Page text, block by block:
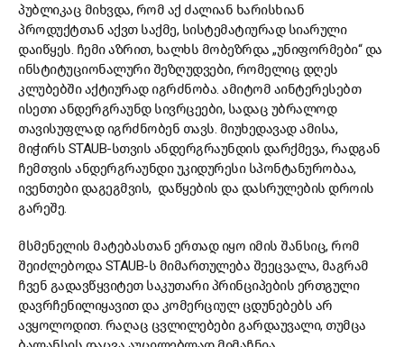
პუბლიკაც მიხვდა, რომ აქ ძალიან ხარისხიან
პროდუქტთან აქვთ საქმე, სისტემატიურად სიარული
დაიწყეს. ჩემი აზრით, ხალხს მობეზრდა „უნიფორმები“ და
ინსტიტუციონალური შეზღუდვები, რომელიც დღეს
კლუბებში აქტიურად იგრძნობა. ამიტომ აინტერესებთ
ისეთი ანდერგრაუნდ სივრცეები, სადაც უბრალოდ
თავისუფლად იგრძნობენ თავს. მიუხედავად ამისა,
მიჭირს STAUB-სთვის ანდერგრაუნდის დარქმევა, რადგან
ჩემთვის ანდერგრაუნდი უკიდურესი სპონტანურობაა,
ივენთები დაგეგმვის, დაწყების და დასრულების დროის
გარეშე.
მსმენელის მატებასთან ერთად იყო იმის შანსიც, რომ
შეიძლებოდა STAUB-ს მიმართულება შეეცვალა, მაგრამ
ჩვენ გადავწყვიტეთ საკუთარი პრინციპების ერთგული
დავრჩენილიყავით და კომერციულ ცდუნებებს არ
ავყოლოდით. რაღაც ცვლილებები გარდაუვალი, თუმცა